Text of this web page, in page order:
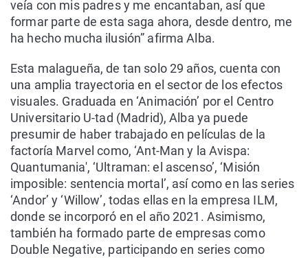
veía con mis padres y me encantaban, así que
formar parte de esta saga ahora, desde dentro, me
ha hecho mucha ilusión” afirma Alba.
Esta malagueña, de tan solo 29 años, cuenta con
una amplia trayectoria en el sector de los efectos
visuales. Graduada en ‘Animación’ por el Centro
Universitario U-tad (Madrid), Alba ya puede
presumir de haber trabajado en películas de la
factoría Marvel como, ‘Ant-Man y la Avispa:
Quantumania', ‘Ultraman: el ascenso’, ‘Misión
imposible: sentencia mortal’, así como en las series
‘Andor’ y ‘Willow’, todas ellas en la empresa ILM,
donde se incorporó en el año 2021. Asimismo,
también ha formado parte de empresas como
Double Negative, participando en series como